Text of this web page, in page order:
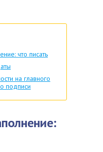
что писать
на главного
подписи